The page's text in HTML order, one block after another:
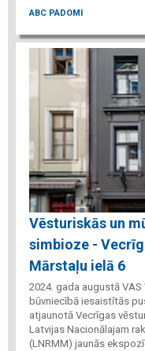
ABC PADOMI
Vēsturiskās un
simbioze -
Mārstaļu ielā 6
2024. gada augustā
būvniecībā iesaistītās
atjaunotā Vecrīgas
Latvijas Nacionālajam
(LNRMM) jaunās